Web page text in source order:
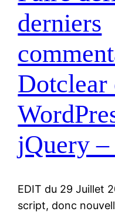
derniers
Dotclear
jQuery
EDIT du 29 Juillet
script, donc